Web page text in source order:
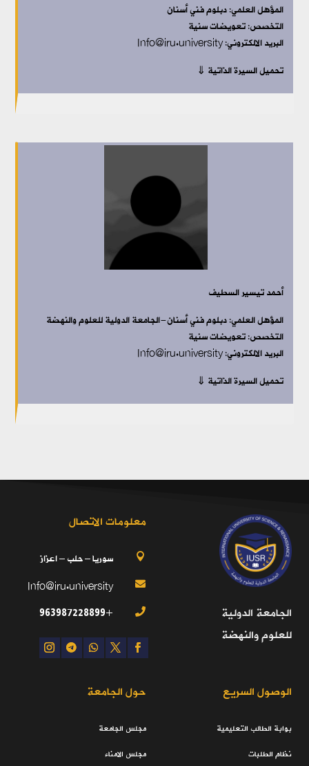
المؤهل العلمي: دبلوم فني أسنان
التخصص: تعويضات سنية
البريد الالكتروني: Info@iru.university
تحميل السيرة الذاتية ⇓
أحمد تيسير السطيف
المؤهل العلمي:دبلوم فني أسنان-الجامعة الدولية للعلوم والنهضة
التخصص:تعويضات سنية
البريد الالكتروني: Info@iru.university
تحميل السيرة الذاتية ⇓
الجامعة الدولية
للعلوم والنهضة
معلومات الاتصال
 سوريا – حلب – اعزاز

Info@iru.university

+963987228899
الوصول السريع
بوابة الطالب التعليمية
نظام الطلبات
حول الجامعة
مجلس الجامعة
مجلس الامناء